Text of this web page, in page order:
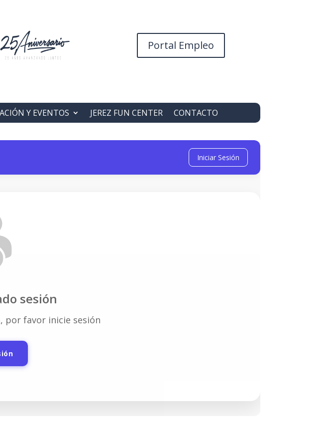
Portal Empleo
Y EVENTOS JEREZ FUN CENTER CONTACTO
Iniciar Sesión
sesión
por favor inicie sesión